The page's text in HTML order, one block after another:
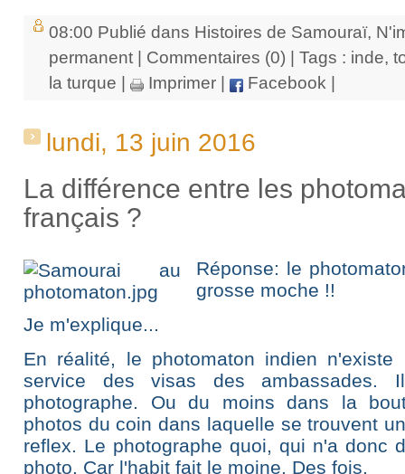
08:00 Publié dans Histoires de Samouraï,
permanent
Commentaires (0) | Tags : inde,
la turque
Imprimer Facebook
lundi, 13 juin 2016
La différence entre les
français ?
Réponse: le
grosse moche !!
Je m'explique...
En réalité, le photomaton indien
service des visas des
photographe. Ou du moins dans la
photos du coin dans laquelle se trouvent
reflex. Le photographe quoi, qui n'a donc
photo. Car l'habit fait le moine. Des fois.